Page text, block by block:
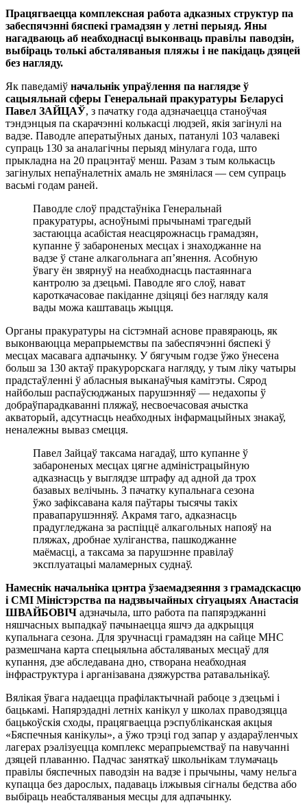
Працягваецца комплексная работа адказных структур па
забеспячэнні бяспекі грамадзян у летні перыяд. Яны
нагадваюць аб неабходнасці выконваць правілы паводзін,
выбіраць толькі абсталяваныя пляжы і не пакідаць дзяцей
без нагляду.
Як паведаміў начальнік упраўлення па наглядзе ў
сацыяльнай сферы Генеральнай пракуратуры Беларусі
Павел ЗАЙЦАЎ, з пачатку года адзначаецца станоўчая
тэндэнцыя па скарачэнні колькасці людзей, якія загінулі на
вадзе. Паводле аператыўных даных, патанулі 103 чалавекі
супраць 130 за аналагічны перыяд мінулага года, што
прыкладна на 20 працэнтаў менш. Разам з тым колькасць
загінулых непаўналетніх амаль не змянілася — сем супраць
васьмі годам раней.
Паводле слоў прадстаўніка Генеральнай
пракуратуры, асноўнымі прычынамі трагедый
застаюцца асабістая неасцярожнасць грамадзян,
купанне ў забароненых месцах і знаходжанне на
вадзе ў стане алкагольнага ап’янення. Асобную
ўвагу ён звярнуў на неабходнасць пастаяннага
кантролю за дзецьмі. Паводле яго слоў, нават
кароткачасовае пакіданне дзіцяці без нагляду каля
вады можа каштаваць жыцця.
Органы пракуратуры на сістэмнай аснове правяраюць, як
выконваюцца мерапрыемствы па забеспячэнні бяспекі ў
месцах масавага адпачынку. У бягучым годзе ўжо ўнесена
больш за 130 актаў пракурорскага нагляду, у тым ліку чатыры
прадстаўленні ў абласныя выканаўчыя камітэты. Сярод
найбольш распаўсюджаных парушэнняў — недахопы ў
добраўпарадкаванні пляжаў, несвоечасовая ачыстка
акваторый, адсутнасць неабходных інфармацыйных знакаў,
неналежны вываз смецця.
Павел Зайцаў таксама нагадаў, што купанне ў
забароненых месцах цягне адміністрацыйную
адказнасць у выглядзе штрафу ад адной да трох
базавых велічынь. З пачатку купальнага сезона
ўжо зафіксавана каля паўтары тысячы такіх
правапарушэнняў. Акрамя таго, адказнасць
прадугледжана за распіццё алкагольных напояў на
пляжах, дробнае хуліганства, пашкоджанне
маёмасці, а таксама за парушэнне правілаў
эксплуатацыі маламерных суднаў.
Намеснік начальніка цэнтра ўзаемадзеяння з грамадскасцю
і СМІ Міністэрства па надзвычайных сітуацыях Анастасія
ШВАЙБОВІЧ адзначыла, што работа па папярэджанні
няшчасных выпадкаў пачынаецца яшчэ да адкрыцця
купальнага сезона. Для зручнасці грамадзян на сайце МНС
размешчана карта спецыяльна абсталяваных месцаў для
купання, дзе абследавана дно, створана неабходная
інфраструктура і арганізавана дзяжурства ратавальнікаў.
Вялікая ўвага надаецца прафілактычнай рабоце з дзецьмі і
бацькамі. Напярэдадні летніх канікул у школах праводзяцца
бацькоўскія сходы, працягваецца рэспубліканская акцыя
«Бяспечныя канікулы», а ўжо трэці год запар у аздараўленчых
лагерах рэалізуецца комплекс мерапрыемстваў па навучанні
дзяцей плаванню. Падчас заняткаў школьнікам тлумачаць
правілы бяспечных паводзін на вадзе і прычыны, чаму нельга
купацца без дарослых, падаваць ілжывыя сігналы бедства або
выбіраць неабсталяваныя месцы для адпачынку.